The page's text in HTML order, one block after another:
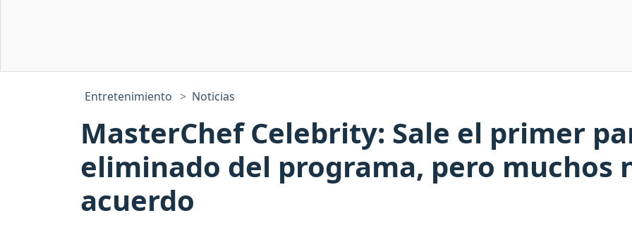
Entretenimiento Noticias
MasterChef Celebrity: Sale el primer
eliminado del programa, pero muchos
acuerdo